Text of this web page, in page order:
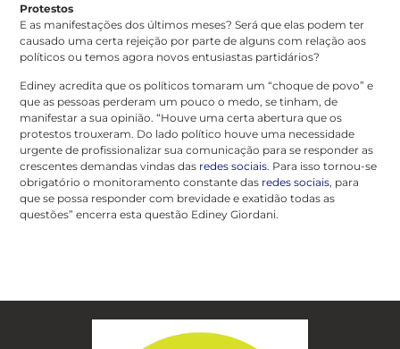
Protestos
E as manifestações dos últimos meses? Será que elas podem ter
causado uma certa rejeição por parte de alguns com relação aos
políticos ou temos agora novos entusiastas partidários?
Ediney acredita que os políticos tomaram um “choque de povo” e
que as pessoas perderam um pouco o medo, se tinham, de
manifestar a sua opinião. “Houve uma certa abertura que os
protestos trouxeram. Do lado político houve uma necessidade
urgente de profissionalizar sua comunicação para se responder as
crescentes demandas vindas das redes sociais. Para isso tornou-se
obrigatório o monitoramento constante das redes sociais, para
que se possa responder com brevidade e exatidão todas as
questões” encerra esta questão Ediney Giordani.